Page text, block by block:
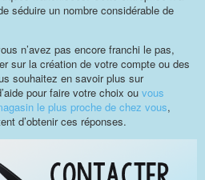
séduire un nombre considérable de
n’avez pas encore franchi le pas,
sur la création de votre compte ou des
souhaitez en savoir plus sur
pour faire votre choix ou vous
le plus proche de chez vous,
d’obtenir ces réponses.